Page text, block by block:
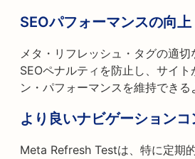
SEOパフォーマンスの向上
メタ・リフレッシュ・タグの適
SEOペナルティを防止し、サイ
ン・パフォーマンスを維持できる
より良いナビゲーション
Meta Refresh Testは、特に定期